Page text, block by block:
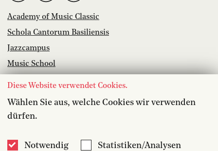
Academy of Music Classic
Schola Cantorum Basiliensis
Jazzcampus
Music School
Vacancies
Accessibility
Contact
Diese Website verwendet Cookies.
Wählen Sie aus, welche Cookies wir verwenden
dürfen.
Notwendig Statistiken/Analysen